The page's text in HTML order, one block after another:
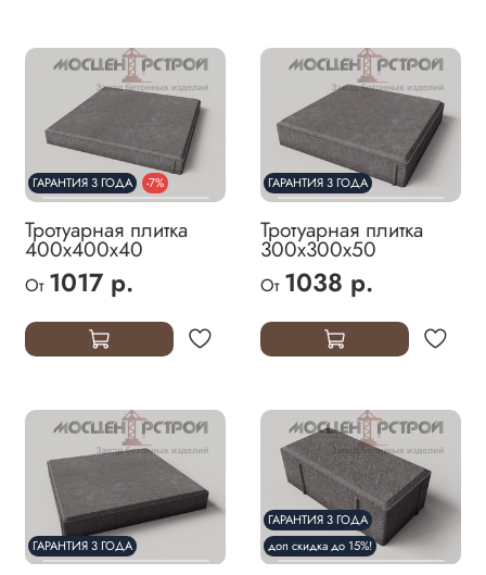
ГАРАНТИЯ 3 ГОДА -7%
Тротуарная плитка
400х400х40
От 1017 р.
ГАРАНТИЯ 3 ГОДА
Тротуарная плитка
300х300х50
От 1038 р.
ГАРАНТИЯ 3 ГОДА
ГАРАНТИЯ 3 ГОДА
доп скидка до 15%!